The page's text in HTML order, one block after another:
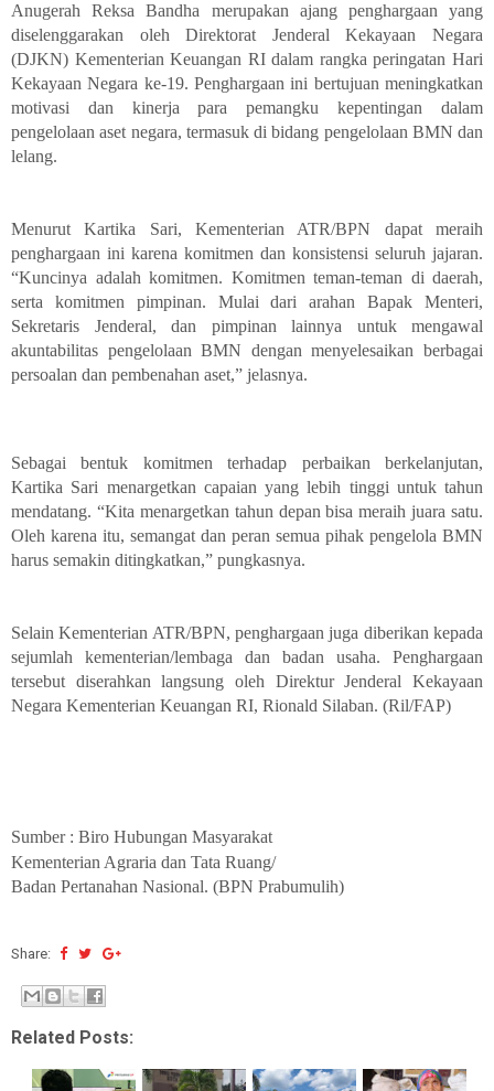
Anugerah Reksa Bandha merupakan ajang penghargaan yang
diselenggarakan oleh Direktorat Jenderal Kekayaan Negara
(DJKN) Kementerian Keuangan RI dalam rangka peringatan Hari
Kekayaan Negara ke-19. Penghargaan ini bertujuan meningkatkan
motivasi dan kinerja para pemangku kepentingan dalam
pengelolaan aset negara, termasuk di bidang pengelolaan BMN dan
lelang.
Menurut Kartika Sari, Kementerian ATR/BPN dapat meraih
penghargaan ini karena komitmen dan konsistensi seluruh jajaran.
“Kuncinya adalah komitmen. Komitmen teman-teman di daerah,
serta komitmen pimpinan. Mulai dari arahan Bapak Menteri,
Sekretaris Jenderal, dan pimpinan lainnya untuk mengawal
akuntabilitas pengelolaan BMN dengan menyelesaikan berbagai
persoalan dan pembenahan aset,” jelasnya.
Sebagai bentuk komitmen terhadap perbaikan berkelanjutan,
Kartika Sari menargetkan capaian yang lebih tinggi untuk tahun
mendatang. “Kita menargetkan tahun depan bisa meraih juara satu.
Oleh karena itu, semangat dan peran semua pihak pengelola BMN
harus semakin ditingkatkan,” pungkasnya.
Selain Kementerian ATR/BPN, penghargaan juga diberikan kepada
sejumlah kementerian/lembaga dan badan usaha. Penghargaan
tersebut diserahkan langsung oleh Direktur Jenderal Kekayaan
Negara Kementerian Keuangan RI, Rionald Silaban. (Ril/FAP)
Sumber : Biro Hubungan Masyarakat
Kementerian Agraria dan Tata Ruang/
Badan Pertanahan Nasional. (BPN Prabumulih)
Share:
Related Posts: